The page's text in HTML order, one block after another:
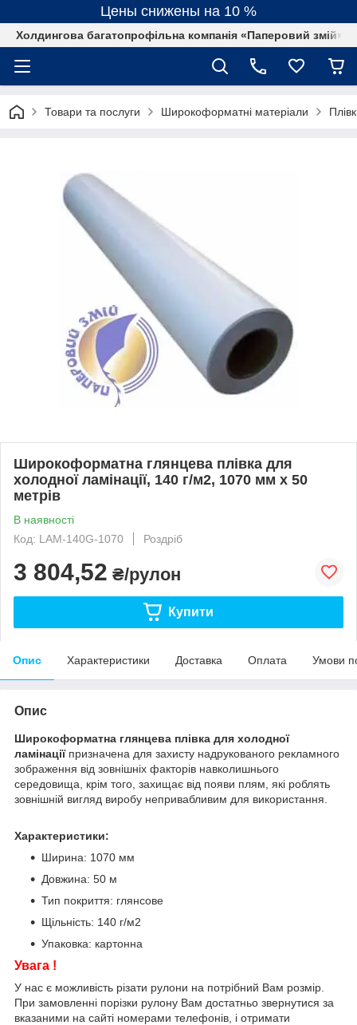
Цены снижены на 10 %
Холдингова багатопрофільна компанія «Паперовий змій»
Товари та послуги Широкоформатні матеріали
Широкоформатна глянцева плівка для
холодної ламінації, 140 г/м2, 1070 мм х 50
метрів
В наявності
Код: LAM-140G-1070
Роздріб
3 804,52 ₴/рулон
Купити
Опис Характеристики Доставка Оплата Умови
Опис
Широкоформатна глянцева плівка для холодної
ламінації призначена для захисту надрукованого рекламного
зображення від зовнішніх факторів навколишнього
середовища, крім того, захищає від появи плям, які роблять
зовнішній вигляд виробу непривабливим для використання.
Характеристики:
Ширина: 1070 мм
Довжина: 50 м
Тип покриття: глянсове
Щільність: 140 г/м2
Упаковка: картонна
Увага !
У нас є можливість різати рулони на потрібний Вам розмір.
При замовленні порізки рулону Вам достатньо звернутися за
вказаними на сайті номерами телефонів, і отримати